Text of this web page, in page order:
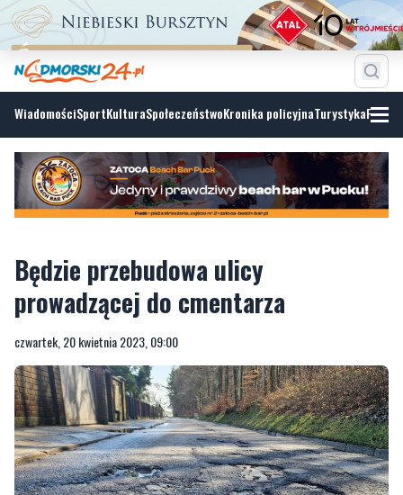
WiadomościSportKulturaSpołeczeństwoKronika policyjnaTurystyka
Będzie przebudowa ulicy
czwartek, 20 kwietnia 2023, 09:00